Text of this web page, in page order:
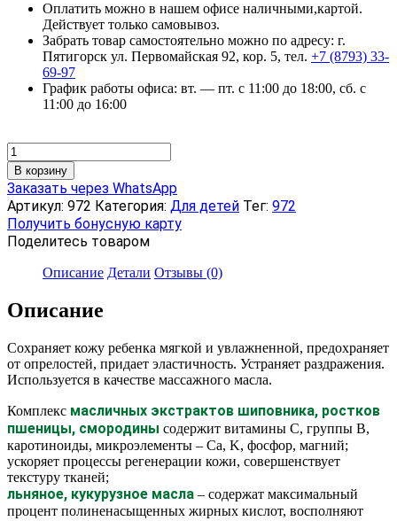
Оплатить можно в нашем офисе наличными,картой.
Действует только самовывоз.
Забрать товар самостоятельно можно по адресу: г.
Пятигорск ул. Первомайская 92, кор. 5, тел. +7 (8793) 33-
69-97
График работы офиса: вт. — пт. с 11:00 до 18:00, сб. с
11:00 до 16:00
Количество
товара
Масло
противовоспалительное
с
шиповником
«Аргоша»,
В корзину
Заказать через WhatsApp
Артикул: 972 Категория: Для детей Тег: 972
Получить бонусную карту
Поделитесь товаром
Описание Детали Отзывы (0)
Описание
Сохраняет кожу ребенка мягкой и увлажненной, предохраняет
от опрелостей, придает эластичность. Устраняет раздражения.
Используется в качестве массажного масла.
Комплекс масличных экстрактов шиповника, ростков
пшеницы, смородины содержит витамины С, группы В,
каротиноиды, микроэлементы – Ca, K, фосфор, магний;
ускоряет процессы регенерации кожи, совершенствует
текстуру тканей;
льняное, кукурузное масла – содержат максимальный
процент полиненасыщенных жирных кислот, восполняют